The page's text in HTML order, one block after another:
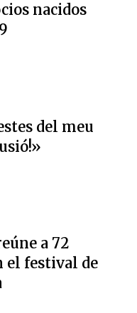
nacidos
del meu
a 72
el festival de